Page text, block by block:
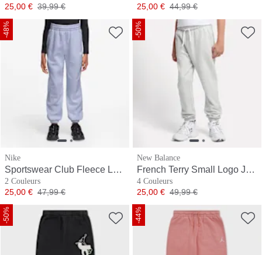
Prix
25,00 € Prix original
39,99 € Prix
25,00 € Prix original
44,99 €
-48%
Nike
Sportswear Club Fleece Loose Graphic Pant
2 Couleurs
Prix
25,00 € Prix original
47,99 €
-50%
New Balance
French Terry Small Logo Jogger
4 Couleurs
Prix
25,00 € Prix original
49,99 €
-50% -44%